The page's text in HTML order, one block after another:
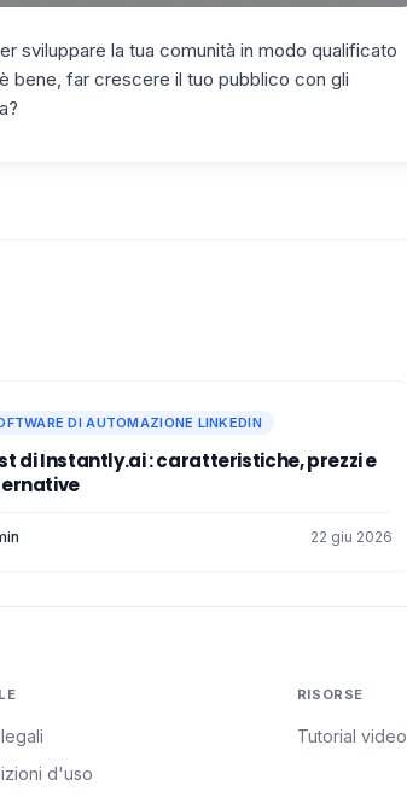
sviluppare la tua comunità in modo qualificato
bene, far crescere il tuo pubblico con gli
DI AUTOMAZIONE LINKEDIN
di Instantly.ai​ : caratteristiche, prezzi e
22 giu 2026
d'uso
RISORSE
Tutorial video